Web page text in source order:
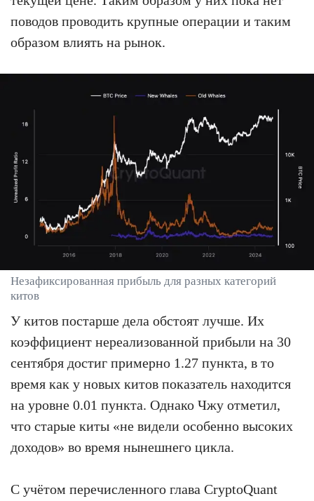
поводов проводить крупные операции и таким
образом влиять на рынок.
Незафиксированная прибыль для разных категорий
китов
У китов постарше дела обстоят лучше. Их
коэффициент нереализованной прибыли на 30
сентября достиг примерно 1.27 пункта, в то
время как у новых китов показатель находится
на уровне 0.01 пункта. Однако Чжу отметил,
что старые киты «не видели особенно высоких
доходов» во время нынешнего цикла.
С учётом перечисленного глава CryptoQuant